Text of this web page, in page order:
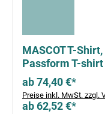
MASCOT T-
Passform T-
orange/
ab 74,40 €*
Preise inkl. MwSt. zzgl.
ab 62,52 €*